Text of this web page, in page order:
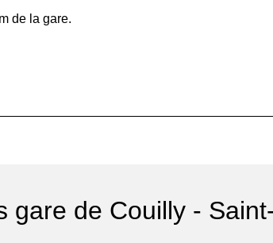
de la gare.
gare de Couilly -